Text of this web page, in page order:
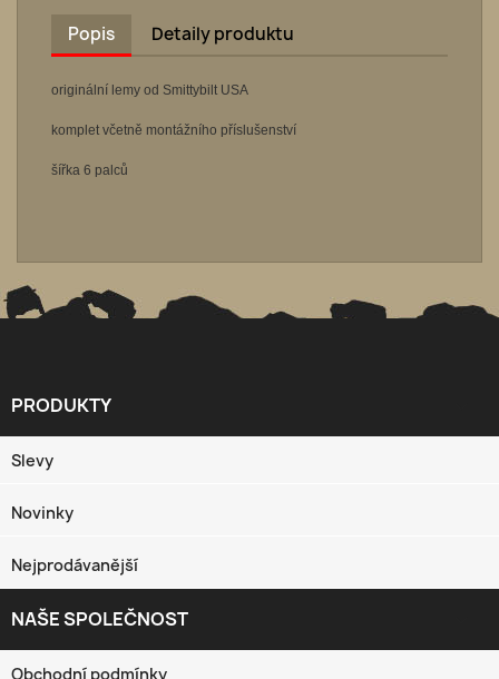
Popis Detaily produktu
originální lemy od Smittybilt USA
komplet včetně montážního příslušenství
šířka 6 palců
PRODUKTY
Slevy
Novinky
Nejprodávanější
NAŠE SPOLEČNOST
Obchodní podmínky